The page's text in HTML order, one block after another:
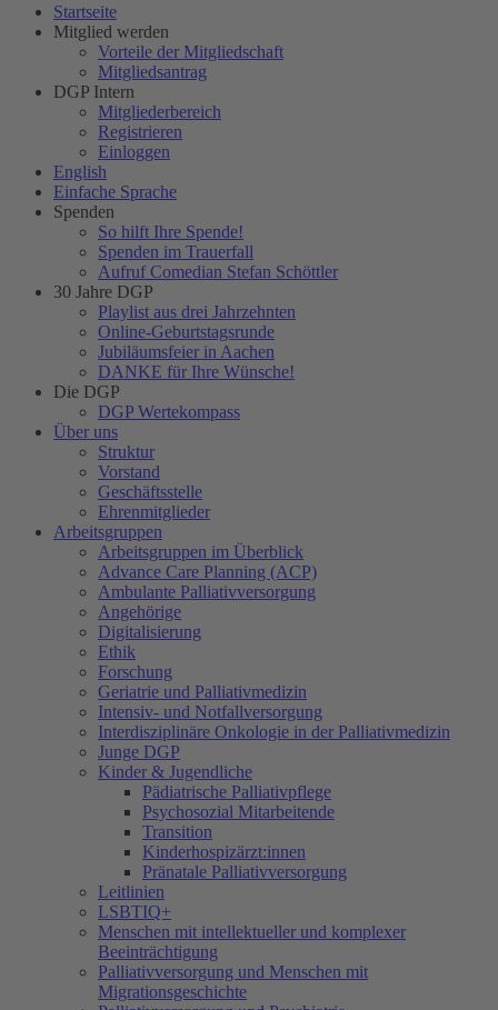
Startseite
Mitglied werden
Vorteile der Mitgliedschaft
Mitgliedsantrag
DGP Intern
Mitgliederbereich
Registrieren
Einloggen
English
Einfache Sprache
Spenden
So hilft Ihre Spende!
Spenden im Trauerfall
Aufruf Comedian Stefan Schöttler
30 Jahre DGP
Playlist aus drei Jahrzehnten
Online-Geburtstagsrunde
Jubiläumsfeier in Aachen
DANKE für Ihre Wünsche!
Die DGP
DGP Wertekompass
Über uns
Struktur
Vorstand
Geschäftsstelle
Ehrenmitglieder
Arbeitsgruppen
Arbeitsgruppen im Überblick
Advance Care Planning (ACP)
Ambulante Palliativversorgung
Angehörige
Digitalisierung
Ethik
Forschung
Geriatrie und Palliativmedizin
Intensiv- und Notfallversorgung
Interdisziplinäre Onkologie in der Palliativmedizin
Junge DGP
Kinder & Jugendliche
Pädiatrische Palliativpflege
Psychosozial Mitarbeitende
Transition
Kinderhospizärzt:innen
Pränatale Palliativversorgung
Leitlinien
LSBTIQ+
Menschen mit intellektueller und komplexer
Beeinträchtigung
Palliativversorgung und Menschen mit
Migrationsgeschichte